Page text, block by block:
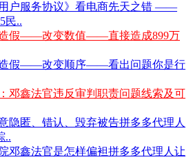
户服务协议》看电商先天之错 ——
民..
假——改变数值——直接造成899万
造假——改变顺序——看出问题你是行
邓鑫法官违反审判职责问题线索及可
隐匿、错认、毁弃被告拼多多代理人
..
邓鑫法官是怎样偏袒拼多多代理人让